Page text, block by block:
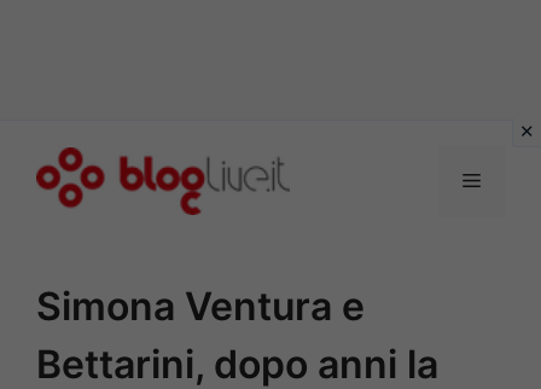
Menu
Simona Ventura e
Bettarini, dopo anni la